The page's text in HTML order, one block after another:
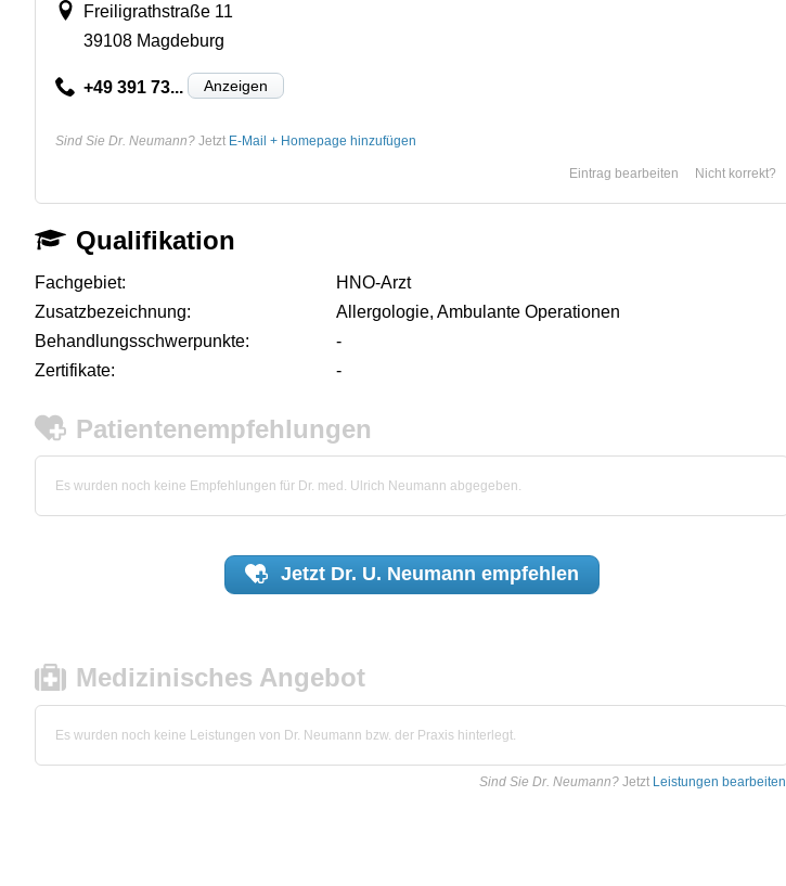
Freiligrathstraße 11
39108 Magdeburg
+49 391 73... Anzeigen
Sind Sie Dr. Neumann? Jetzt E-Mail + Homepage hinzufügen
Nicht korrekt?
Eintrag bearbeiten
Qualifikation
Fachgebiet:
HNO-Arzt
Zusatzbezeichnung:
Allergologie, Ambulante Operationen
Behandlungsschwerpunkte:
-
Zertifikate:
-
Patientenempfehlungen
Es wurden noch keine Empfehlungen für Dr. med. Ulrich Neumann abgegeben.
Jetzt Dr. U. Neumann empfehlen
Medizinisches Angebot
Es wurden noch keine Leistungen von Dr. Neumann bzw. der Praxis hinterlegt.
Sind Sie Dr. Neumann? Jetzt Leistungen bearbeiten